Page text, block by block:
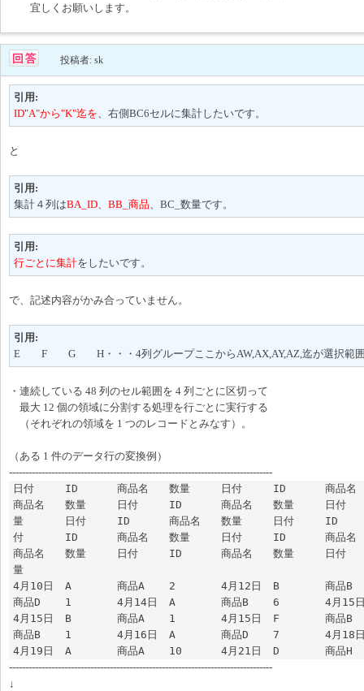
宜しくお願いします。
投稿者: sk
引用:
ID"A"から"K"迄を 、右側BC6セルに集計したいです。
と
引用:
集計４列はBA_ID、BB_商品 、BC_数量です。
引用:
行ごとに集計をしたいです。
で、記述内容がかみ合っていません。
引用:
E F G H・・・4列グループここからAW,AX,AY,AZ,迄が選択範囲
・連続している 48 列のセル範囲を 4 列ごとに区切って
最大 12 個の領域に分割する処理を行ごとに実行する
（それぞれの領域を 1 つのレコードとみなす）。
（ある 1 件のデータ行の変換例）
---------------------------------------------------------------------------------
日付	ID	商品名	数量	日付	ID	商品名	数量	日付	ID
商品名	数量	日付	ID	商品名	数量	日付	ID	商品名	数
量	日付	ID	商品名	数量	日付	ID	商品名	数量	日
付	ID	商品名	数量	日付	ID	商品名	数量	日付	ID
商品名	数量	日付	ID	商品名	数量	日付	ID	商品名	数
量
4月10日	A	商品A	2	4月12日	B	商品B	1	4月13日	D
商品D	1	4月14日	A	商品B	6	4月15日	A	商品D	3
4月15日	B	商品A	1	4月15日	F	商品B	7	4月16日	F
商品B	1	4月16日	A	商品D	7	4月18日	B	商品B	2
---------------------------------------------------------------------------------
↓